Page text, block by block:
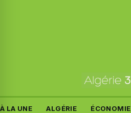
À LA UNE ALGÉRIE ÉCONOMIE